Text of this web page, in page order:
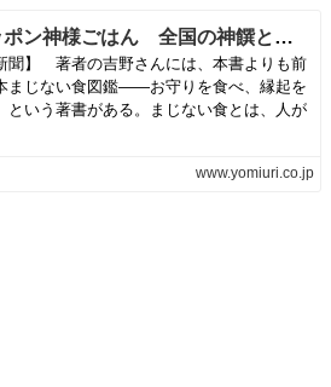
「ニッポン神様ごはん 全国の神饌と信仰を訪ねて」吉野りり花著
聞】 著者の吉野さんには、本書よりも前
まじない食図鑑――お守りを食べ、縁起を
という著書がある。まじない食とは、人が
www.yomiuri.co.jp